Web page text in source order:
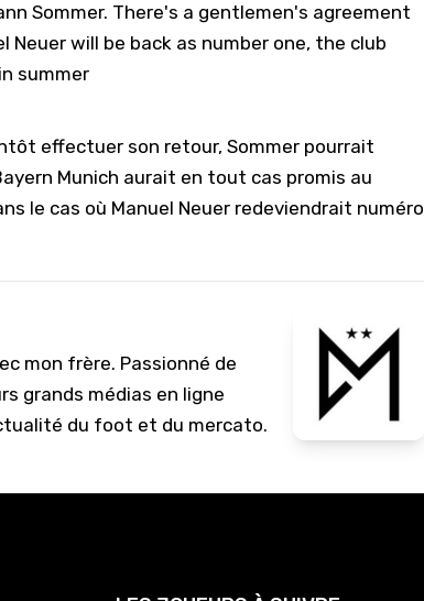
Sommer. There's a gentlemen's agreement
will be back as number one, the club
summer
effectuer son retour, Sommer pourrait
Munich aurait en tout cas promis au
le cas où Manuel Neuer redeviendrait numéro
mon frère. Passionné de
grands médias en ligne
du foot et du mercato.